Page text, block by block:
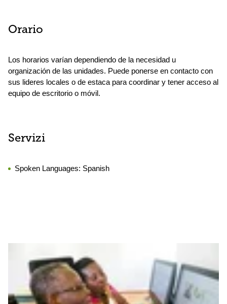
Orario
Los horarios varían dependiendo de la necesidad u
organización de las unidades. Puede ponerse en contacto con
sus lideres locales o de estaca para coordinar y tener acceso al
equipo de escritorio o móvil.
Servizi
Spoken Languages: Spanish